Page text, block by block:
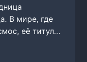
В мире, где
её титул…